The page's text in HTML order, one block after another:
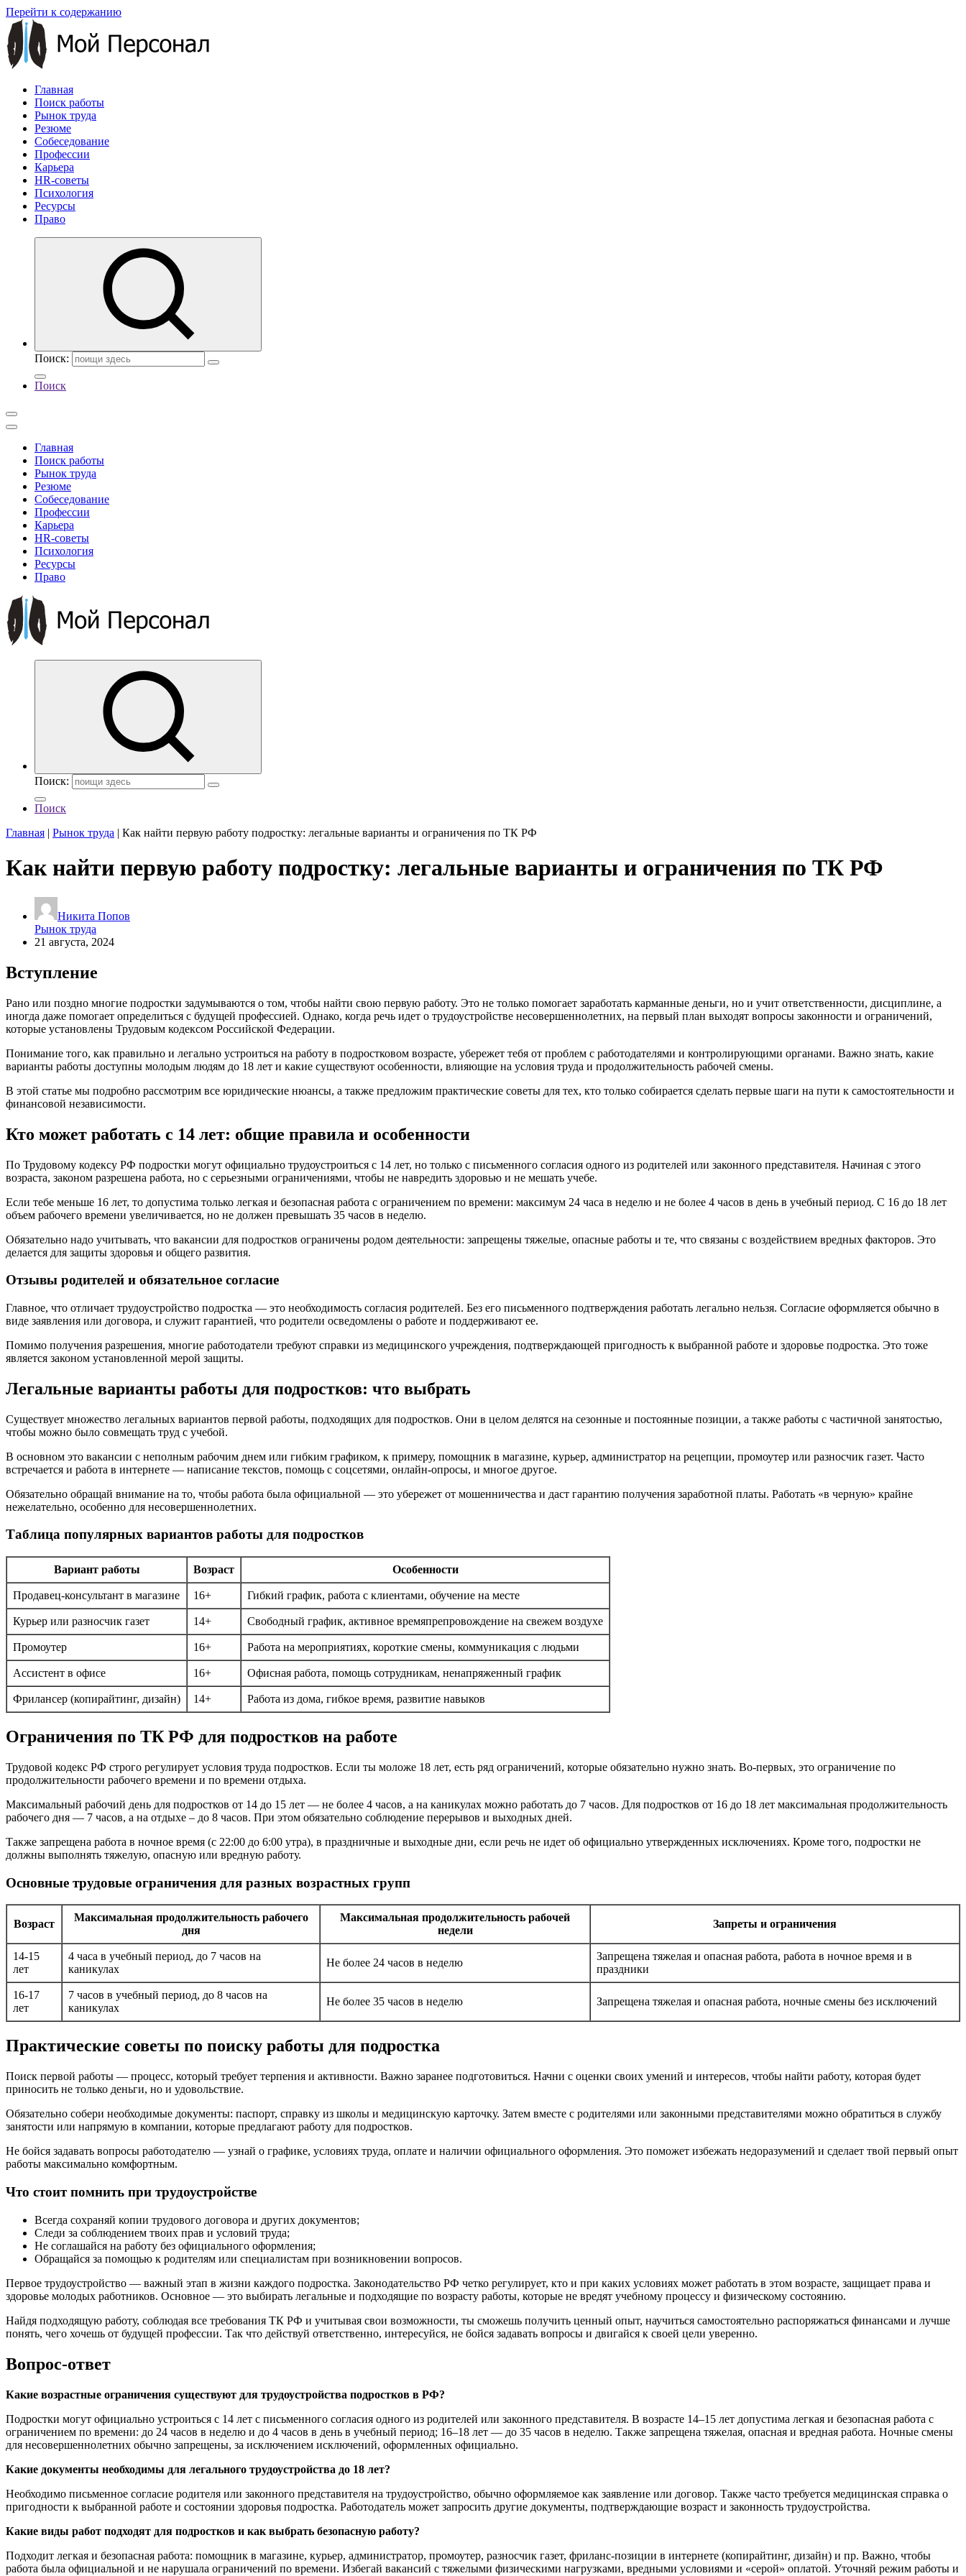
Перейти к содержанию
Главная
Поиск работы
Рынок труда
Резюме
Собеседование
Профессии
Карьера
HR-советы
Психология
Ресурсы
Право
Поиск:
Поиск
Главная
Поиск работы
Рынок труда
Резюме
Собеседование
Профессии
Карьера
HR-советы
Психология
Ресурсы
Право
Поиск:
Поиск
Главная | Рынок труда | Как найти первую работу подростку: легальные варианты и ограничения по ТК РФ
Как найти первую работу подростку: легальные варианты и ограничения по ТК РФ
Никита Попов
Рынок труда
21 августа, 2024
Вступление
Рано или поздно многие подростки задумываются о том, чтобы найти свою первую работу. Это не только помогает заработать карманные деньги, но и учит ответственности, дисциплине, а
иногда даже помогает определиться с будущей профессией. Однако, когда речь идет о трудоустройстве несовершеннолетних, на первый план выходят вопросы законности и ограничений,
которые установлены Трудовым кодексом Российской Федерации.
Понимание того, как правильно и легально устроиться на работу в подростковом возрасте, убережет тебя от проблем с работодателями и контролирующими органами. Важно знать, какие
варианты работы доступны молодым людям до 18 лет и какие существуют особенности, влияющие на условия труда и продолжительность рабочей смены.
В этой статье мы подробно рассмотрим все юридические нюансы, а также предложим практические советы для тех, кто только собирается сделать первые шаги на пути к самостоятельности и
финансовой независимости.
Кто может работать с 14 лет: общие правила и особенности
По Трудовому кодексу РФ подростки могут официально трудоустроиться с 14 лет, но только с письменного согласия одного из родителей или законного представителя. Начиная с этого
возраста, законом разрешена работа, но с серьезными ограничениями, чтобы не навредить здоровью и не мешать учебе.
Если тебе меньше 16 лет, то допустима только легкая и безопасная работа с ограничением по времени: максимум 24 часа в неделю и не более 4 часов в день в учебный период. С 16 до 18 лет
объем рабочего времени увеличивается, но не должен превышать 35 часов в неделю.
Обязательно надо учитывать, что вакансии для подростков ограничены родом деятельности: запрещены тяжелые, опасные работы и те, что связаны с воздействием вредных факторов. Это
делается для защиты здоровья и общего развития.
Отзывы родителей и обязательное согласие
Главное, что отличает трудоустройство подростка — это необходимость согласия родителей. Без его письменного подтверждения работать легально нельзя. Согласие оформляется обычно в
виде заявления или договора, и служит гарантией, что родители осведомлены о работе и поддерживают ее.
Помимо получения разрешения, многие работодатели требуют справки из медицинского учреждения, подтверждающей пригодность к выбранной работе и здоровье подростка. Это тоже
является законом установленной мерой защиты.
Легальные варианты работы для подростков: что выбрать
Существует множество легальных вариантов первой работы, подходящих для подростков. Они в целом делятся на сезонные и постоянные позиции, а также работы с частичной занятостью,
чтобы можно было совмещать труд с учебой.
В основном это вакансии с неполным рабочим днем или гибким графиком, к примеру, помощник в магазине, курьер, администратор на рецепции, промоутер или разносчик газет. Часто
встречается и работа в интернете — написание текстов, помощь с соцсетями, онлайн-опросы, и многое другое.
Обязательно обращай внимание на то, чтобы работа была официальной — это убережет от мошенничества и даст гарантию получения заработной платы. Работать «в черную» крайне
нежелательно, особенно для несовершеннолетних.
Таблица популярных вариантов работы для подростков
Вариант работы Возраст Особенности
Продавец-консультант в магазине 16+ Гибкий график, работа с клиентами, обучение на месте
Курьер или разносчик газет 14+ Свободный график, активное времяпрепровождение на свежем воздухе
Промоутер 16+ Работа на мероприятиях, короткие смены, коммуникация с людьми
Ассистент в офисе 16+ Офисная работа, помощь сотрудникам, ненапряженный график
Фрилансер (копирайтинг, дизайн) 14+ Работа из дома, гибкое время, развитие навыков
Ограничения по ТК РФ для подростков на работе
Трудовой кодекс РФ строго регулирует условия труда подростков. Если ты моложе 18 лет, есть ряд ограничений, которые обязательно нужно знать. Во-первых, это ограничение по
продолжительности рабочего времени и по времени отдыха.
Максимальный рабочий день для подростков от 14 до 15 лет — не более 4 часов, а на каникулах можно работать до 7 часов. Для подростков от 16 до 18 лет максимальная продолжительность
рабочего дня — 7 часов, а на отдыхе – до 8 часов. При этом обязательно соблюдение перерывов и выходных дней.
Также запрещена работа в ночное время (с 22:00 до 6:00 утра), в праздничные и выходные дни, если речь не идет об официально утвержденных исключениях. Кроме того, подростки не
должны выполнять тяжелую, опасную или вредную работу.
Основные трудовые ограничения для разных возрастных групп
Возраст
Максимальная продолжительность рабочего
дня
Максимальная продолжительность рабочей
недели
Запреты и ограничения
14-15
лет
4 часа в учебный период, до 7 часов на
каникулах
Не более 24 часов в неделю
Запрещена тяжелая и опасная работа, работа в ночное время и в
праздники
16-17
лет
7 часов в учебный период, до 8 часов на
каникулах
Не более 35 часов в неделю Запрещена тяжелая и опасная работа, ночные смены без исключений
Практические советы по поиску работы для подростка
Поиск первой работы — процесс, который требует терпения и активности. Важно заранее подготовиться. Начни с оценки своих умений и интересов, чтобы найти работу, которая будет
приносить не только деньги, но и удовольствие.
Обязательно собери необходимые документы: паспорт, справку из школы и медицинскую карточку. Затем вместе с родителями или законными представителями можно обратиться в службу
занятости или напрямую в компании, которые предлагают работу для подростков.
Не бойся задавать вопросы работодателю — узнай о графике, условиях труда, оплате и наличии официального оформления. Это поможет избежать недоразумений и сделает твой первый опыт
работы максимально комфортным.
Что стоит помнить при трудоустройстве
Всегда сохраняй копии трудового договора и других документов;
Следи за соблюдением твоих прав и условий труда;
Не соглашайся на работу без официального оформления;
Обращайся за помощью к родителям или специалистам при возникновении вопросов.
Первое трудоустройство — важный этап в жизни каждого подростка. Законодательство РФ четко регулирует, кто и при каких условиях может работать в этом возрасте, защищает права и
здоровье молодых работников. Основное — это выбирать легальные и подходящие по возрасту работы, которые не вредят учебному процессу и физическому состоянию.
Найдя подходящую работу, соблюдая все требования ТК РФ и учитывая свои возможности, ты сможешь получить ценный опыт, научиться самостоятельно распоряжаться финансами и лучше
понять, чего хочешь от будущей профессии. Так что действуй ответственно, интересуйся, не бойся задавать вопросы и двигайся к своей цели уверенно.
Вопрос-ответ
Какие возрастные ограничения существуют для трудоустройства подростков в РФ?
Подростки могут официально устроиться с 14 лет с письменного согласия одного из родителей или законного представителя. В возрасте 14–15 лет допустима легкая и безопасная работа с
ограничением по времени: до 24 часов в неделю и до 4 часов в день в учебный период; 16–18 лет — до 35 часов в неделю. Также запрещена тяжелая, опасная и вредная работа. Ночные смены
для несовершеннолетних обычно запрещены, за исключением исключений, оформленных официально.
Какие документы необходимы для легального трудоустройства до 18 лет?
Необходимо письменное согласие родителя или законного представителя на трудоустройство, обычно оформляемое как заявление или договор. Также часто требуется медицинская справка о
пригодности к выбранной работе и состоянии здоровья подростка. Работодатель может запросить другие документы, подтверждающие возраст и законность трудоустройства.
Какие виды работ подходят для подростков и как выбрать безопасную работу?
Подходит легкая и безопасная работа: помощник в магазине, курьер, администратор, промоутер, разносчик газет, фриланс-позиции в интернете (копирайтинг, дизайн) и пр. Важно, чтобы
работа была официальной и не нарушала ограничений по времени. Избегай вакансий с тяжелыми физическими нагрузками, вредными условиями и «серой» оплатой. Уточняй режим работы и